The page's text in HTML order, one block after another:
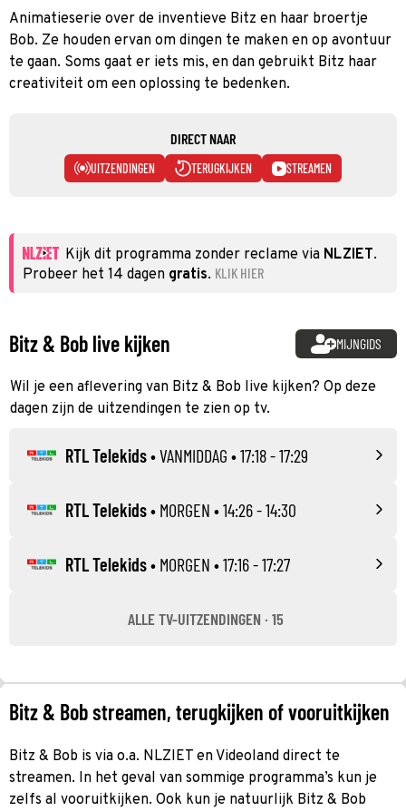
Animatieserie over de inventieve Bitz en haar broertje
Bob. Ze houden ervan om dingen te maken en op avontuur
te gaan. Soms gaat er iets mis, en dan gebruikt Bitz haar
creativiteit om een oplossing te bedenken.
DIRECT NAAR
UITZENDINGEN TERUGKIJKEN STREAMEN
Kijk dit programma zonder reclame via NLZIET.
Probeer het 14 dagen gratis. KLIK HIER
Bitz & Bob live kijken MIJNGIDS
Wil je een aflevering van Bitz & Bob live kijken? Op deze
dagen zijn de uitzendingen te zien op tv.
RTL Telekids•VANMIDDAG • 17:18 - 17:29
RTL Telekids• MORGEN • 14:26 - 14:30
RTL Telekids• MORGEN • 17:16 - 17:27
ALLE TV-UITZENDINGEN · 15
Bitz & Bob streamen, terugkijken of vooruitkijken
Bitz & Bob is via o.a. NLZIET en Videoland direct te
streamen. In het geval van sommige programma’s kun je
zelfs al vooruitkijken. Ook kun je natuurlijk Bitz & Bob